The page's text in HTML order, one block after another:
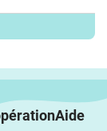
Aide